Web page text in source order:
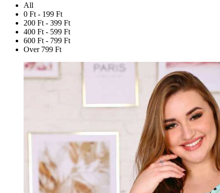
All
0 Ft - 199 Ft
200 Ft - 399 Ft
400 Ft - 599 Ft
600 Ft - 799 Ft
Over 799 Ft